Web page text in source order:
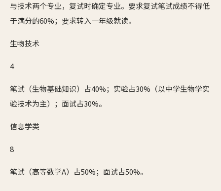
与技术两个专业，复试时确定专业。要求复试笔试成绩不得低
于满分的60%；要求转入一年级就读。
生物技术
4
笔试（生物基础知识）占40%；实验占30%（以中学生物学实
验技术为主）；面试占30%。
信息学类
8
笔试（高等数学A）占50%；面试占50%。